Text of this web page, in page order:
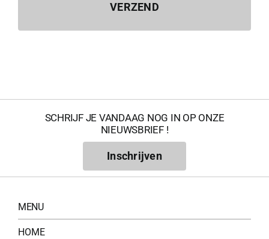
VERZEND
SCHRIJF JE VANDAAG NOG IN OP ONZE
NIEUWSBRIEF !
Inschrijven
MENU
HOME